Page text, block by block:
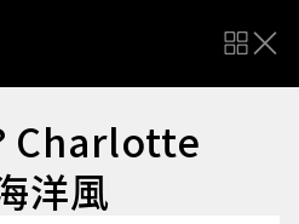
Charlotte
洋風